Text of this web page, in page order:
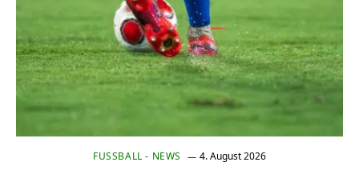
FUSSBALL - NEWS 4. August 2026